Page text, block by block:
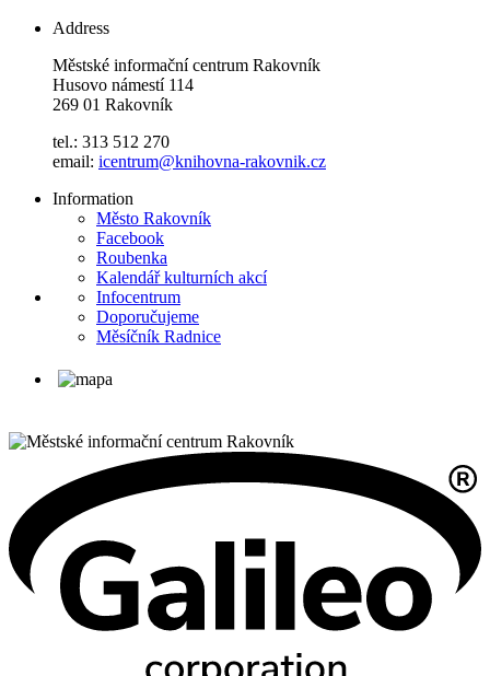
Address
Městské informační centrum Rakovník
Husovo námestí 114
269 01 Rakovník
tel.: 313 512 270
email: icentrum@knihovna-rakovnik.cz
Information
Město Rakovník
Facebook
Roubenka
Kalendář kulturních akcí
Infocentrum
Doporučujeme
Měsíčník Radnice